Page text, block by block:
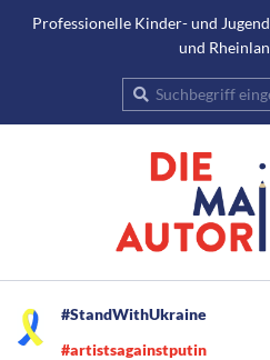
GeheProfessionelle Kinder- und
und
Suche
Navigation
#StandWithUkraine
#artistsagainstputin